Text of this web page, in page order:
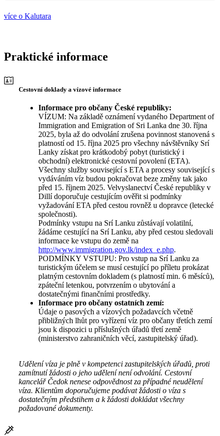
více o Kalutara
Praktické informace
Cestovní doklady a vízové informace
Informace pro občany České republiky:
VÍZUM: Na základě oznámení vydaného Department of
Immigration and Emigration of Sri Lanka dne 30. října
2025, byla až do odvolání zrušena povinnost stanovená s
platností od 15. října 2025 pro všechny návštěvníky Srí
Lanky získat pro krátkodobý pobyt (turistický i
obchodní) elektronické cestovní povolení (ETA).
Všechny služby související s ETA a procesy související s
vydáváním víz budou pokračovat beze změny tak jako
před 15. říjnem 2025. Velvyslanectví České republiky v
Dillí doporučuje cestujícím ověřit si podmínky
vyžadování ETA před cestou rovněž u dopravce (letecké
společnosti).
Podmínky vstupu na Srí Lanku zůstávají volatilní,
žádáme cestující na Srí Lanku, aby před cestou sledovali
informace ke vstupu do země na
http://www.immigration.gov.lk/index_e.php.
PODMÍNKY VSTUPU: Pro vstup na Srí Lanku za
turistickým účelem se musí cestující po příletu prokázat
platným cestovním dokladem (s platností min. 6 měsíců),
zpáteční letenkou, potvrzením o ubytování a
dostatečnými finančními prostředky.
Informace pro občany ostatních zemí:
Údaje o pasových a vízových požadavcích včetně
přibližných lhůt pro vyřízení víz pro občany třetích zemí
jsou k dispozici u příslušných úřadů třetí země
(ministerstvo zahraničních věcí, zastupitelský úřad).
Udělení víza je plně v kompetenci zastupitelských úřadů, proti
zamítnutí žádosti o jeho udělení není odvolání. Cestovní
kancelář Čedok nenese odpovědnost za případné neudělení
víza. Klientům doporučujeme podávat žádosti o víza s
dostatečným předstihem a k žádosti dokládat všechny
požadované dokumenty.